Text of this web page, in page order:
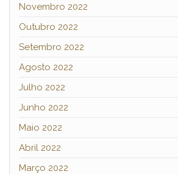
Novembro 2022
Outubro 2022
Setembro 2022
Agosto 2022
Julho 2022
Junho 2022
Maio 2022
Abril 2022
Março 2022